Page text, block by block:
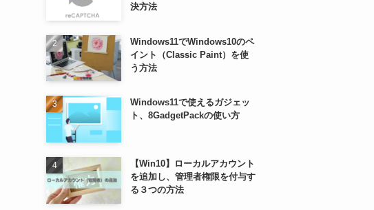
決方法
Windows11でWindows10のペ
イント（Classic Paint）を使
う方法
Windows11で使えるガジェッ
ト、8GadgetPackの使い方
【Win10】ローカルアカウント
を追加し、管理者権限を付与す
る３つの方法